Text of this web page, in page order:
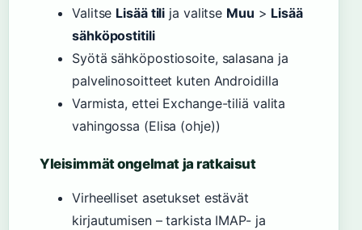
Valitse Lisää tili ja valitse Muu > Lisää
sähköpostitili
Syötä sähköpostiosoite, salasana ja
palvelinosoitteet kuten Androidilla
Varmista, ettei Exchange-tiliä valita
vahingossa (Elisa (ohje))
Yleisimmät ongelmat ja ratkaisut
Virheelliset asetukset estävät
kirjautumisen – tarkista IMAP- ja